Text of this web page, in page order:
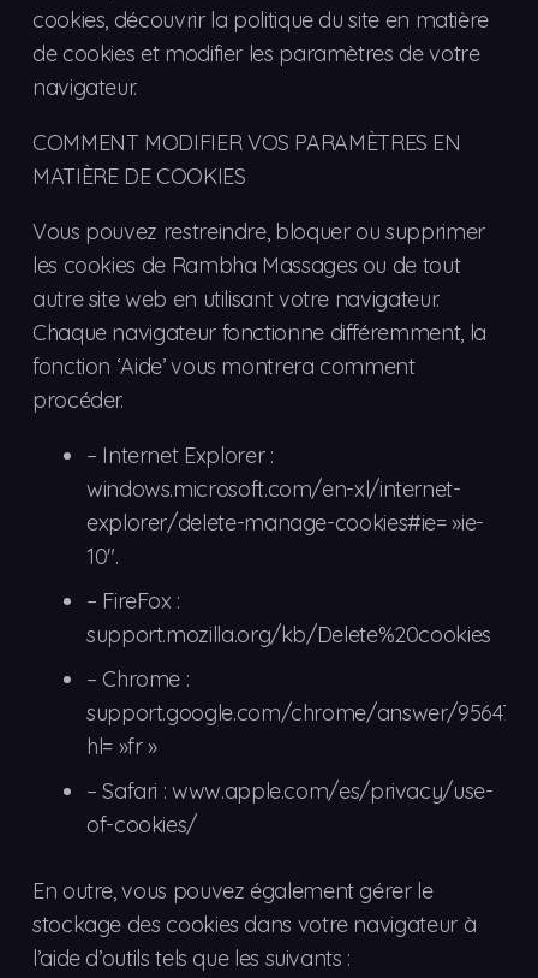
cookies, découvrir la politique du site en matière
de cookies et modifier les paramètres de votre
navigateur.
COMMENT MODIFIER VOS PARAMÈTRES EN
MATIÈRE DE COOKIES
Vous pouvez restreindre, bloquer ou supprimer
les cookies de Rambha Massages ou de tout
autre site web en utilisant votre navigateur.
Chaque navigateur fonctionne différemment, la
fonction ‘Aide’ vous montrera comment
procéder.
– Internet Explorer :
windows.microsoft.com/en-xl/internet-
explorer/delete-manage-cookies#ie= »ie-
10″.
– FireFox :
support.mozilla.org/kb/Delete%20cookies
– Chrome :
support.google.com/chrome/answer/95647?
hl= »fr »
– Safari : www.apple.com/es/privacy/use-
of-cookies/
En outre, vous pouvez également gérer le
stockage des cookies dans votre navigateur à
l’aide d’outils tels que les suivants :